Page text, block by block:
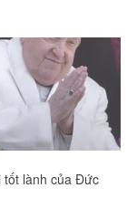
tốt lành của Đức